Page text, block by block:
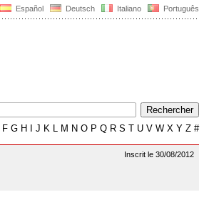
Español Deutsch Italiano Português
F G H J K L M N O P Q R S T U V W X Y Z #
Inscrit le 30/08/2012